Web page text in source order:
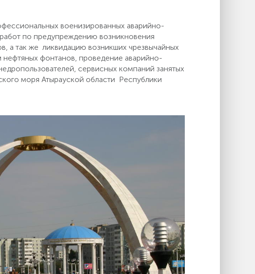
военизированных аварийно-
по предупреждению возникновения
а так же ликвидацию возникших чрезвычайных
нефтяных фонтанов, проведение аварийно-
сервисных компаний занятых
моря Атырауской области Республики